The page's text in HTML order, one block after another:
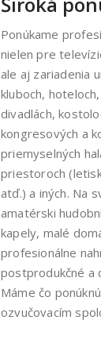
Ponúkame
nielen pre
ale aj zariadenia
kluboch,
divadlách,
kongresových a
priemyselných
priestoroch
atď.) a iných. Na
amatérski
kapely, malé
profesionálne
postprodukčné a
Máme čo
ozvučovacím